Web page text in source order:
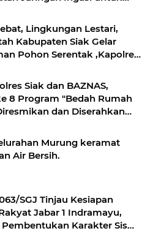
Lingkungan Lestari,
Kabupaten Siak Gelar
Pohon Serentak ,Kapolres
Siak dan BAZNAS,
8 Program "Bedah Rumah
dan Diserahkan
Murung keramat
Air Bersih.
SGJ Tinjau Kesiapan
Jabar 1 Indramayu,
Karakter Siswa